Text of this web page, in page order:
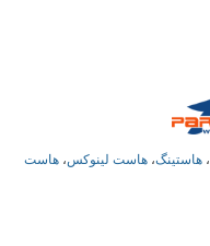
، هاستینگ، هاست لینوکس، هاست